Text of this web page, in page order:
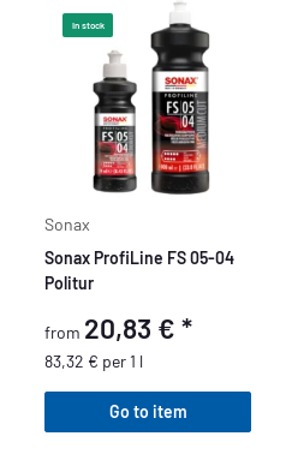
In stock
Sonax
Sonax ProfiLine FS 05-04
Politur
from 20,83 €*
83,32 € per 1 l
Go to item